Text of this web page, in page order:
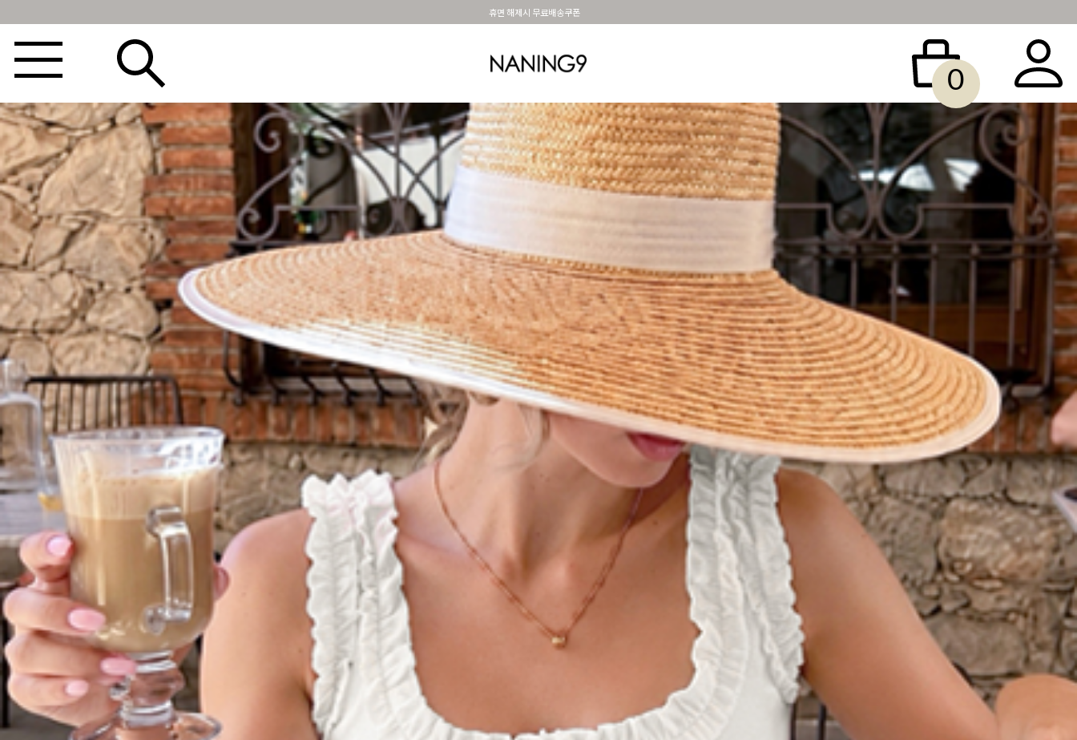
BEST 포토리뷰 - 매주 2명추첨 3만원쿠폰
0
BEST100🤍 NEW5% 베스트재진행 썸머여행룩 아울렛 하객&모임룩 OUTER TOP DRESS&SKIRT PANTS 세트아이템 MADE N9 SHOES & BAG ACCESSORY SALE 빅사이즈